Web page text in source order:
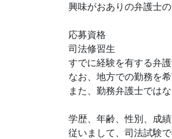
興味がおありの弁護士
応募資格
司法修習生
すでに経験を有する弁
なお、地方での勤務を
また、勤務弁護士では
学歴、年齢、性別、成
従いまして、司法試験